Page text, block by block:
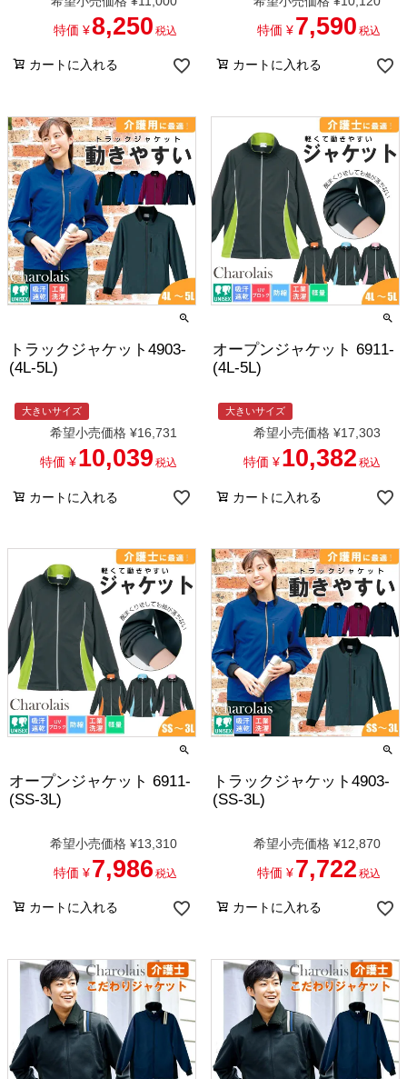
特価 ¥8,250 税込
カートに入れる
特価 ¥ 7,590 税込
カートに入れる
トラックジャケット4903-
(4L-5L)
大きいサイズ
希望小売価格 ¥16,731
特価 ¥ 10,039 税込
カートに入れる
オープンジャケット 6911-
(4L-5L)
大きいサイズ
希望小売価格 ¥17,303
特価 ¥ 10,382 税込
カートに入れる
オープンジャケット 6911-
(SS-3L)
希望小売価格 ¥13,310
特価 ¥ 7,986 税込
カートに入れる
トラックジャケット4903-
(SS-3L)
希望小売価格 ¥12,870
特価 ¥ 7,722 税込
カートに入れる